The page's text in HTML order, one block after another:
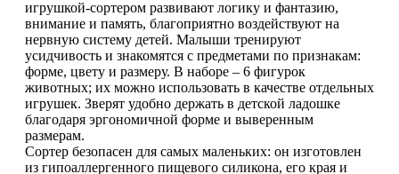
игрушкой-сортером развивают логику и фантазию,
внимание и память, благоприятно воздействуют на
нервную систему детей. Малыши тренируют
усидчивость и знакомятся с предметами по признакам:
форме, цвету и размеру. В наборе – 6 фигурок
животных; их можно использовать в качестве отдельных
игрушек. Зверят удобно держать в детской ладошке
благодаря эргономичной форме и выверенным
размерам.
Сортер безопасен для самых маленьких: он изготовлен
из гипоаллергенного пищевого силикона, его края и